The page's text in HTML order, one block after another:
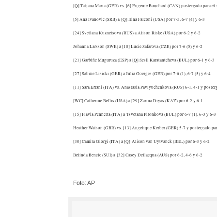
[Q] Tatjana Maria (GER) vs. [6] Eugenie Bouchard (CAN) postergado para el
[5] Ana Ivanovic (SRB) a [Q] Irina Falconi (USA) por 7-5, 6-7 (4) y 6-3
[24] Svetlana Kuznetsova (RUS) a Alison Riske (USA) por 6-2 y 6-2
Johanna Larsson (SWE) a [10] Lucie Safarova (CZE) por 7-6 (5) y 6-2
[21] Garbiñe Muguruza (ESP) a [Q] Sesil Karatantcheva (BUL) por 6-1 y 6-3
[27] Sabine Lisicki (GER) a Julia Goerges (GER) por 7-6 (1), 6-7 (5) y 6-4
[11] Sara Errani (ITA) vs. Anastasia Pavlyuchenkova (RUS) 6-1, 4-1 y
[WC] Catherine Bellis (USA) a [29] Zarina Diyas (KAZ) por 6-2 y 6-1
[15] Flavia Pennetta (ITA) a Tsvetana Pironkova (BUL) por 6-7 (1), 6-3 y 6-3
Heather Watson (GBR) vs. [13] Angelique Kerber (GER) 5-7 y postergado
[30] Camila Giorgi (ITA) a [Q] Alison van Uytvanck (BEL) por 6-3 y 6-2
Belinda Bencic (SUI) a [32] Casey Dellacqua (AUS) por 6-2, 4-6 y 6-2
Foto: AP